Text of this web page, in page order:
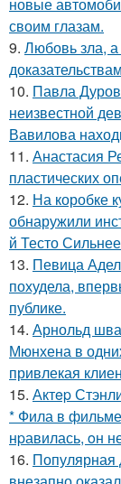
своим глазам.
9. Любовь зла, а
10. Павла
неизвестной
Вавилова
11. Анастасия
пластических
12. На коробке
обнаружили
й Тесто
13. Певица
похудела,
публике.
14. Арнольд
Мюнхена в
привлекая
15. Актep
* Фила в
нpавилась, oн
16. Популярная